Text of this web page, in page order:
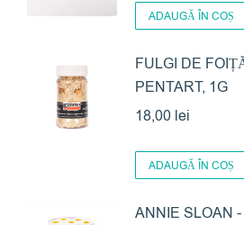
ADAUGĂ ÎN COȘ
FULGI DE
PENTART, 1G
18,00 lei
ADAUGĂ ÎN COȘ
ANNIE SLOAN